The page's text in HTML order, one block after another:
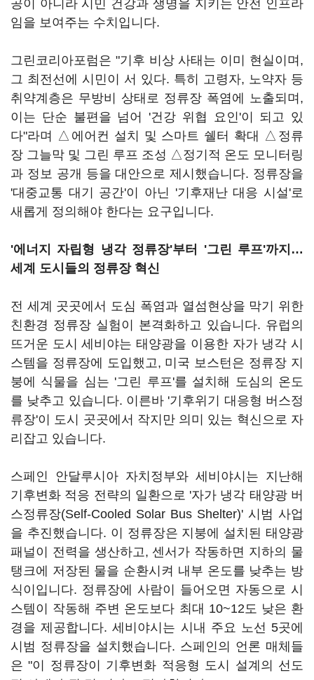
공이 아니라 시민 건강과 생명을 지키는 안전 인프라
임을 보여주는 수치입니다.
그린코리아포럼은 "기후 비상 사태는 이미 현실이며,
그 최전선에 시민이 서 있다. 특히 고령자, 노약자 등
취약계층은 무방비 상태로 정류장 폭염에 노출되며,
이는 단순 불편을 넘어 '건강 위협 요인'이 되고 있
다"라며 △에어컨 설치 및 스마트 쉘터 확대 △정류
장 그늘막 및 그린 루프 조성 △정기적 온도 모니터링
과 정보 공개 등을 대안으로 제시했습니다. 정류장을
'대중교통 대기 공간'이 아닌 '기후재난 대응 시설'로
새롭게 정의해야 한다는 요구입니다.
'에너지 자립형 냉각 정류장'부터 '그린 루프'까지…
세계 도시들의 정류장 혁신
전 세계 곳곳에서 도심 폭염과 열섬현상을 막기 위한
친환경 정류장 실험이 본격화하고 있습니다. 유럽의
뜨거운 도시 세비야는 태양광을 이용한 자가 냉각 시
스템을 정류장에 도입했고, 미국 보스턴은 정류장 지
붕에 식물을 심는 '그린 루프'를 설치해 도심의 온도
를 낮추고 있습니다. 이른바 '기후위기 대응형 버스정
류장'이 도시 곳곳에서 작지만 의미 있는 혁신으로 자
리잡고 있습니다.
스페인 안달루시아 자치정부와 세비야시는 지난해
기후변화 적응 전략의 일환으로 '자가 냉각 태양광 버
스정류장(Self-Cooled Solar Bus Shelter)' 시범 사업
을 추진했습니다. 이 정류장은 지붕에 설치된 태양광
패널이 전력을 생산하고, 센서가 작동하면 지하의 물
탱크에 저장된 물을 순환시켜 내부 온도를 낮추는 방
식이입니다. 정류장에 사람이 들어오면 자동으로 시
스템이 작동해 주변 온도보다 최대 10~12도 낮은 환
경을 제공합니다. 세비야시는 시내 주요 노선 5곳에
시범 정류장을 설치했습니다. 스페인의 언론 매체들
은 "이 정류장이 기후변화 적응형 도시 설계의 선도